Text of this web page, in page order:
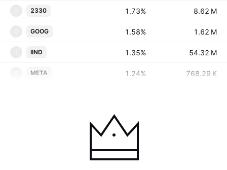
2330 1.73% ‪‪8.62 M‬‬
GOOG 1.58% ‪‪1.62 M‬‬
IIND 1.35% ‪‪54.32 M‬‬
META 1.24% ‪‪768.29 K‬‬